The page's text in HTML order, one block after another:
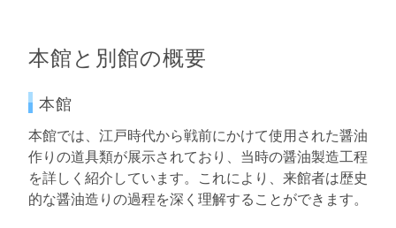
本館と別館の概要
本館
本館では、江戸時代から戦前にかけて使用された醤油
作りの道具類が展示されており、当時の醤油製造工程
を詳しく紹介しています。これにより、来館者は歴史
的な醤油造りの過程を深く理解することができます。